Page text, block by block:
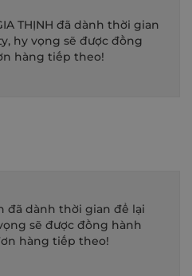
THỊNH đã dành thời gian
hy vọng sẽ được đồng
hàng tiếp theo!
đã dành thời gian để lại
sẽ được đồng hành
hàng tiếp theo!